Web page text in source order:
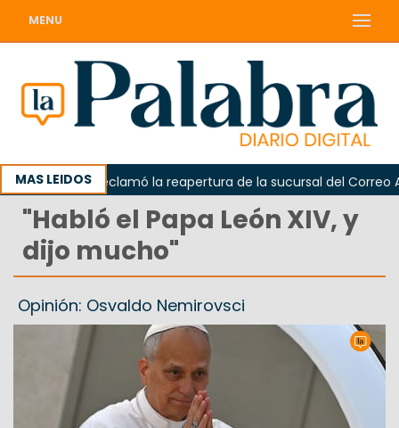
MENU
MAS LEIDOS
Odarda reclamó la reapertura de la sucursal del Correo
"Habló el Papa León XIV, y
dijo mucho"
Opinión: Osvaldo Nemirovsci